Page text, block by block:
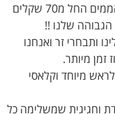
חוגגת? מזל טוב! יש לנו מגוון זרים לראש מהממים החל מ70 שקלים
הגבוהה שלנו !!
ותבחרי זר ואנחנו
זמן מיותר.
מיוחד וקלאסי
וחגיגית שמשלימה כל